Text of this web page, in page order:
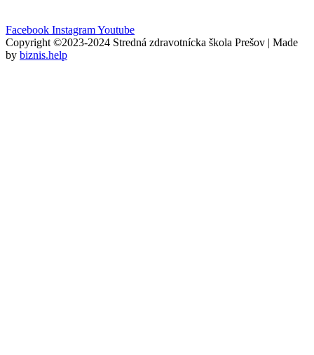
Facebook InstagramYoutube
Copyright ©2023-2024 Stredná zdravotnícka škola Prešov | Made
by biznis.help